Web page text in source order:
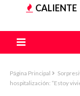
CALIENTE
Página Principal
hospitalización: “Estoy